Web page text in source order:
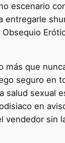
escenario
entregarle
más que
seguro en
salud sexual
en
vendedor sin